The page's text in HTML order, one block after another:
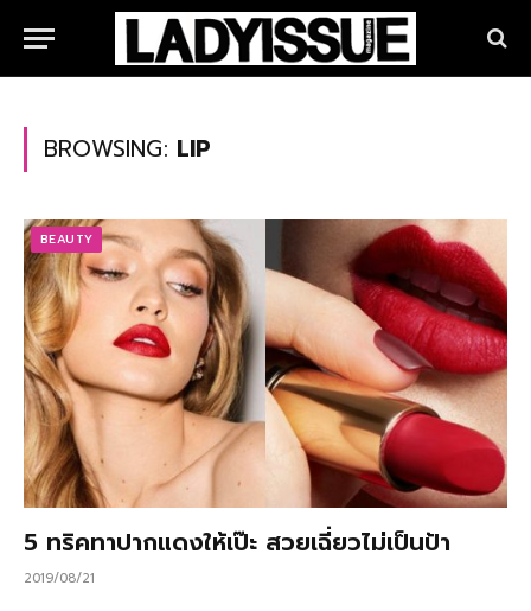
BROWSING: LIP
BEAUTY
5 ทริคทาปากแดงให้เป๊ะ สวยเฉี่ยวไม่เป็นป้า
2019/08/21